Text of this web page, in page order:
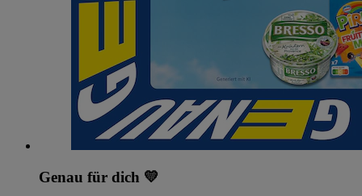
Genau für dich 💛